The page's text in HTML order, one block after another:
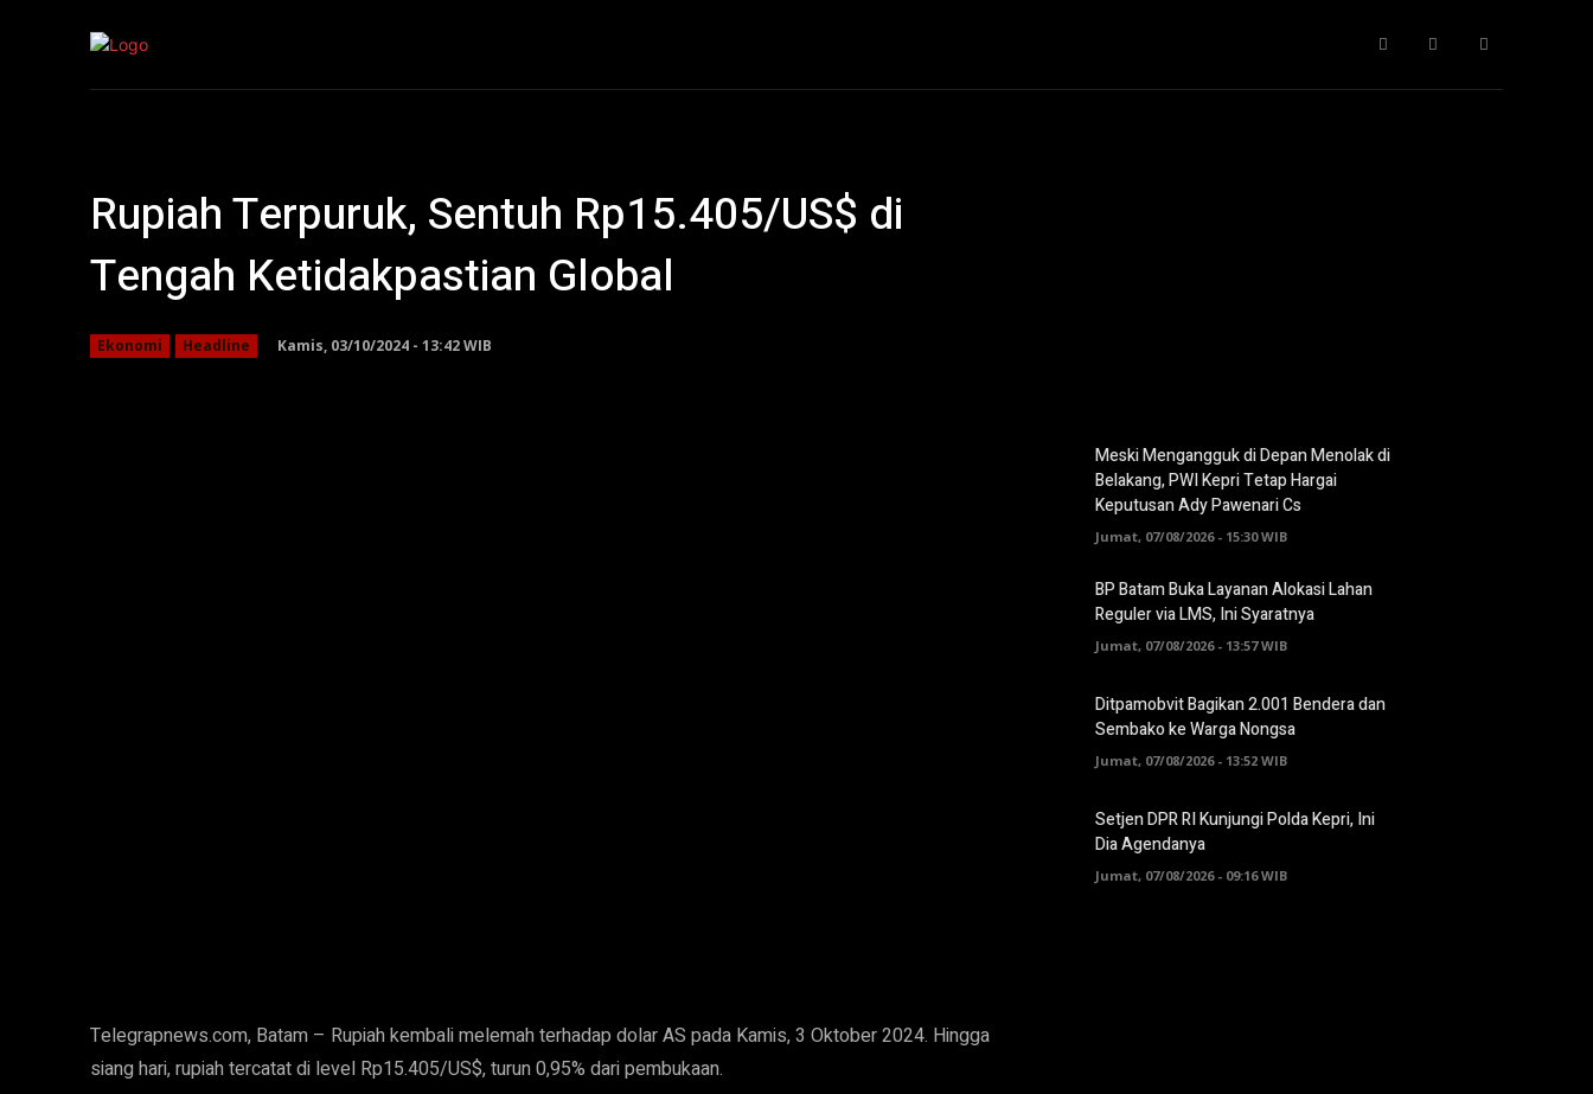
Pendidikan More
Rupiah Terpuruk, Sentuh Rp15.405/US$ di
Tengah Ketidakpastian Global
Ekonomi Headline Kamis, 03/10/2024 - 13:42 WIB
Telegrapnews.com, Batam – Rupiah kembali melemah terhadap dolar AS pada Kamis, 3 Oktober 2024. Hingga
siang hari, rupiah tercatat di level Rp15.405/US$, turun 0,95% dari pembukaan.
Meski Mengangguk di Depan Menolak di
Belakang, PWI Kepri Tetap Hargai
Keputusan Ady Pawenari Cs
Jumat, 07/08/2026 - 15:30 WIB
BP Batam Buka Layanan Alokasi Lahan
Reguler via LMS, Ini Syaratnya
Jumat, 07/08/2026 - 13:57 WIB
Ditpamobvit Bagikan 2.001 Bendera dan
Sembako ke Warga Nongsa
Jumat, 07/08/2026 - 13:52 WIB
Setjen DPR RI Kunjungi Polda Kepri, Ini
Dia Agendanya
Jumat, 07/08/2026 - 09:16 WIB